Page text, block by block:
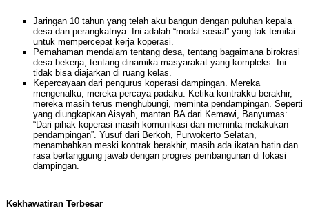
Jaringan 10 tahun yang telah aku bangun dengan puluhan kepala
desa dan perangkatnya. Ini adalah “modal sosial” yang tak ternilai
untuk mempercepat kerja koperasi.
Pemahaman mendalam tentang desa, tentang bagaimana birokrasi
desa bekerja, tentang dinamika masyarakat yang kompleks. Ini
tidak bisa diajarkan di ruang kelas.
Kepercayaan dari pengurus koperasi dampingan. Mereka
mengenalku, mereka percaya padaku. Ketika kontrakku berakhir,
mereka masih terus menghubungi, meminta pendampingan. Seperti
yang diungkapkan Aisyah, mantan BA dari Kemawi, Banyumas:
“Dari pihak koperasi masih komunikasi dan meminta melakukan
pendampingan”. Yusuf dari Berkoh, Purwokerto Selatan,
menambahkan meski kontrak berakhir, masih ada ikatan batin dan
rasa bertanggung jawab dengan progres pembangunan di lokasi
dampingan.
Kekhawatiran Terbesar